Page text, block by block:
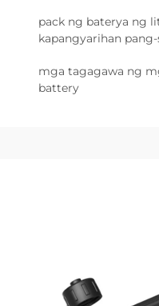
pack ng baterya ng
kapangyarihan
mga tagagawa ng
battery